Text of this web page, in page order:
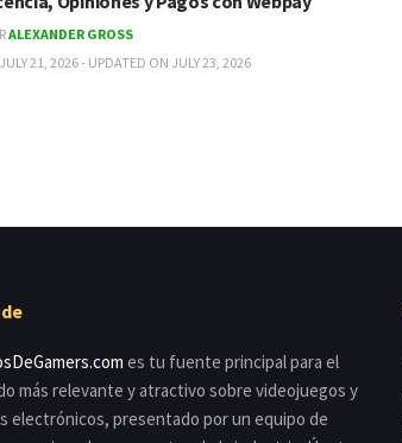
ALEXANDER GROSS
JULY 21, 2026 - UPDATED ON JULY 23, 2026
es tu fuente principal para el
más relevante y atractivo sobre videojuegos y
electrónicos, presentado por un equipo de